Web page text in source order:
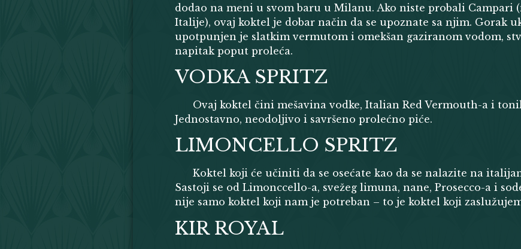
dodao na meni u svom baru u Milanu. Ako niste probali Campari
Italije), ovaj koktel je dobar način da se upoznate sa njim. Gorak
upotpunjen je slatkim vermutom i omekšan gaziranom vodom,
napitak poput proleća.
VODKA SPRITZ
Ovaj koktel čini mešavina vodke, Italian Red Vermouth-a i
Jednostavno, neodoljivo i savršeno prolećno piće.
LIMONCELLO SPRITZ
Koktel koji će učiniti da se osećate kao da se nalazite na
Sastoji se od Limonccello-a, svežeg limuna, nane, Prosecco-a i
nije samo koktel koji nam je potreban – to je koktel koji
KIR ROYAL